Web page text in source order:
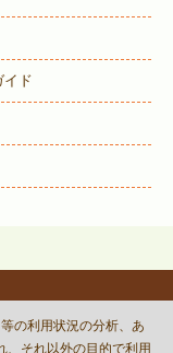
イド
の利用状況の分析、あ
、それ以外の目的で利用